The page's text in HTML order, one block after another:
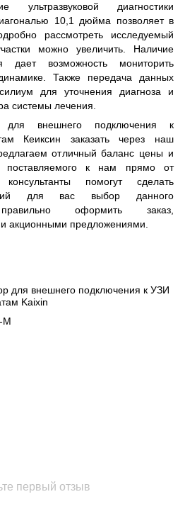
ультразвуковой диагностики
10,1 дюйма позволяет в
рассмотреть исследуемый
можно увеличить. Наличие
дает возможность мониторить
Также передача данных
для уточнения диагноза и
системы лечения.
для внешнего подключения к
Кеиксин заказать через наш
отличный баланс цены и
поставляемого к нам прямо от
помогут сделать
для вас выбор данного
оформить заказ,
акционными предложениями.
для внешнего подключения к УЗИ
Kaixin
M
первый отзыв